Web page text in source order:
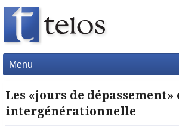
Menu
Les «jours de dépassement»
intergénérationnelle